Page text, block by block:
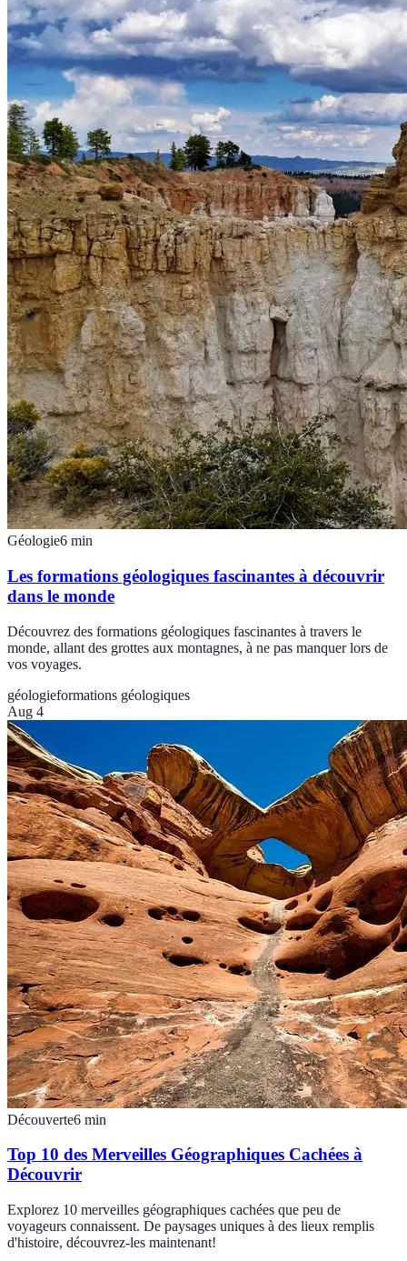
Géologie6 min
Les formations géologiques fascinantes à découvrir
dans le monde
Découvrez des formations géologiques fascinantes à travers le
monde, allant des grottes aux montagnes, à ne pas manquer lors de
vos voyages.
géologieformations géologiques
Aug 4
Découverte6 min
Top 10 des Merveilles Géographiques Cachées à
Découvrir
Explorez 10 merveilles géographiques cachées que peu de
voyageurs connaissent. De paysages uniques à des lieux remplis
d'histoire, découvrez-les maintenant!